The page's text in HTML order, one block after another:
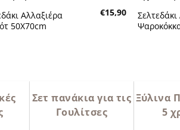
Αλλαξιέρα
50Χ70cm
€15,90
Σετ πανάκια για τις
Γουλίτσες
Ξύλινα
5